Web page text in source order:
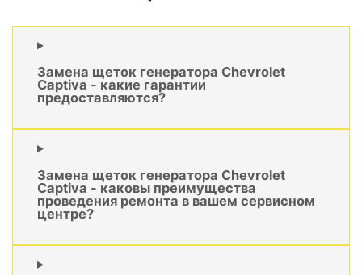
Замена щеток генератора Chevrolet
Captiva - какие гарантии
предоставляются?
Замена щеток генератора Chevrolet
Captiva - каковы преимущества
проведения ремонта в вашем сервисном
центре?